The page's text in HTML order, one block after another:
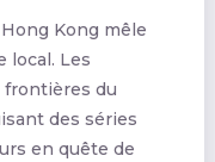
Kong mêle
local. Les
du
des séries
en quête de